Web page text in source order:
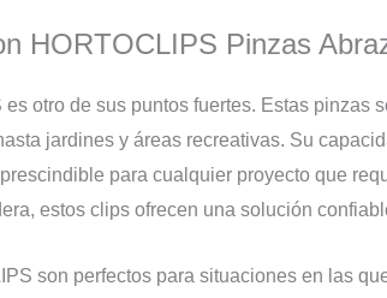
HORTOCLIPS Pinzas
otro de sus puntos fuertes. Estas pinzas
jardines y áreas recreativas. Su
para cualquier proyecto que
estos clips ofrecen una solución
son perfectos para situaciones en las